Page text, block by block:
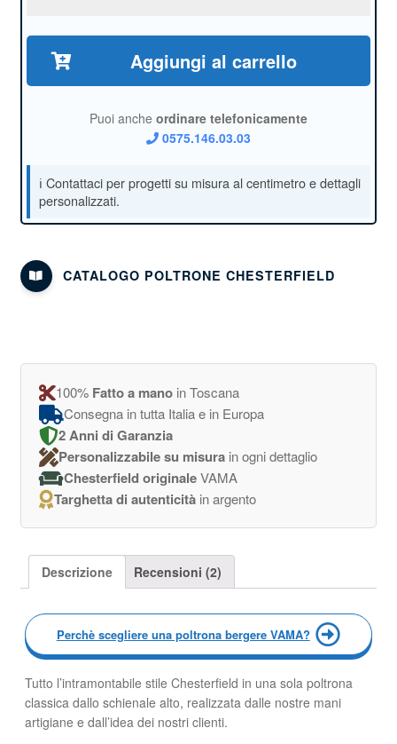
Aggiungi al carrello
Puoi anche ordinare telefonicamente
0575.146.03.03
CATALOGO POLTRONE CHESTERFIELD
100% Fatto a manoin Toscana
Consegna in tutta Italia e in Europa
2 Anni di Garanzia
Personalizzabile su misurain ogni dettaglio
Chesterfield originaleVAMA
Targhetta di autenticitàin argento
Descrizione Recensioni (2)
Perchè scegliere una poltrona bergere VAMA?
Tutto l’intramontabile stile Chesterfield in una sola poltrona
classica dallo schienale alto, realizzata dalle nostre mani
artigiane e dall’idea dei nostri clienti.